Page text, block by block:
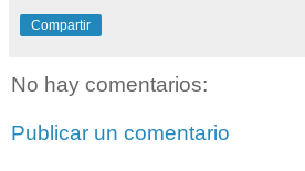
Compartir
No hay comentarios:
Publicar un comentario